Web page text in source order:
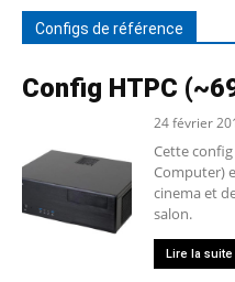
Configs de référence
Config HTPC
24 février
Cette
Computer)
cinema et
salon.
Lire la suite